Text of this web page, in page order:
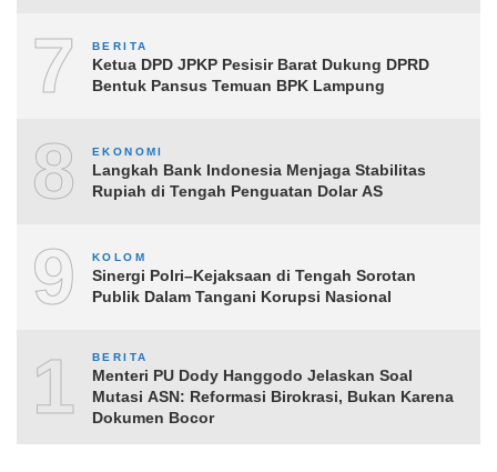
7 BERITA
Ketua DPD JPKP Pesisir Barat Dukung DPRD
Bentuk Pansus Temuan BPK Lampung
8 EKONOMI
Langkah Bank Indonesia Menjaga Stabilitas
Rupiah di Tengah Penguatan Dolar AS
9 KOLOM
Sinergi Polri–Kejaksaan di Tengah Sorotan
Publik Dalam Tangani Korupsi Nasional
10BERITA
Menteri PU Dody Hanggodo Jelaskan Soal
Mutasi ASN: Reformasi Birokrasi, Bukan Karena
Dokumen Bocor